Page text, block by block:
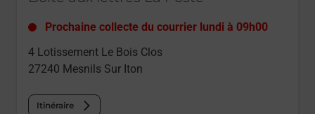
Prochaine collecte du courrier lundi à 09h00
4 Lotissement Le Bois Clos
27240 Mesnils Sur Iton
Itinéraire